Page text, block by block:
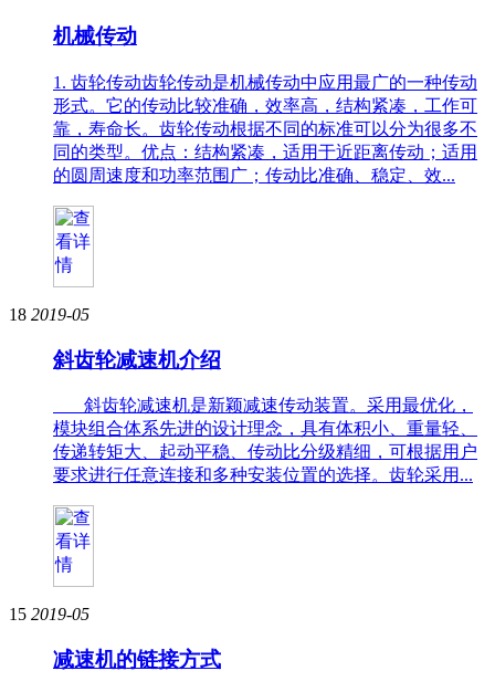
机械传动
1. 齿轮传动齿轮传动是机械传动中应用最广的一种传动
形式。它的传动比较准确，效率高，结构紧凑，工作可
靠，寿命长。齿轮传动根据不同的标准可以分为很多不
同的类型。优点：结构紧凑，适用于近距离传动；适用
的圆周速度和功率范围广；传动比准确、稳定、效...
18 2019-05
斜齿轮减速机介绍
斜齿轮减速机是新颖减速传动装置。采用最优化，
模块组合体系先进的设计理念，具有体积小、重量轻、
传递转矩大、起动平稳、传动比分级精细，可根据用户
要求进行任意连接和多种安装位置的选择。齿轮采用...
15 2019-05
减速机的链接方式